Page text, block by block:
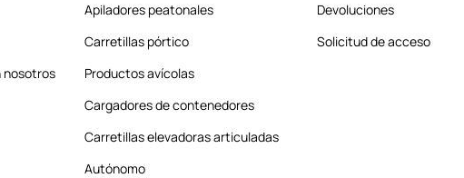
nosotros
Apiladores peatonales
Carretillas pórtico
Productos avícolas
Cargadores de contenedores
Carretillas elevadoras articuladas
Autónomo
Devoluciones
Solicitud de acceso